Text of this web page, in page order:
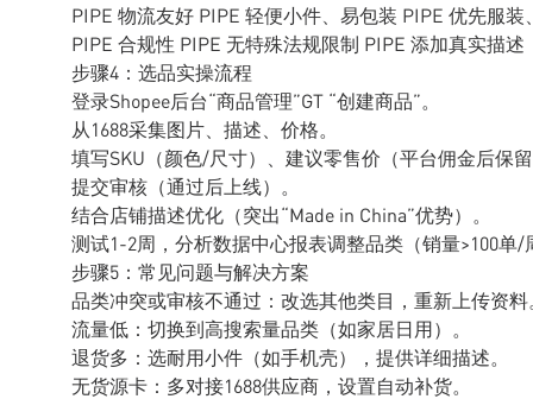
PIPE 物流友好 PIPE 轻便小件、易包装 PIPE 优先服
PIPE 合规性 PIPE 无特殊法规限制 PIPE 添加真实描
步骤4：选品实操流程
登录Shopee后台“商品管理”GT “创建商品”。
从1688采集图片、描述、价格。
填写SKU（颜色/尺寸）、建议零售价（平台佣金后保
提交审核（通过后上线）。
结合店铺描述优化（突出“Made in China”优势）。
测试1-2周，分析数据中心报表调整品类（销量>100单/
步骤5：常见问题与解决方案
品类冲突或审核不通过：改选其他类目，重新上传资料
流量低：切换到高搜索量品类（如家居日用）。
退货多：选耐用小件（如手机壳），提供详细描述。
无货源卡：多对接1688供应商，设置自动补货。